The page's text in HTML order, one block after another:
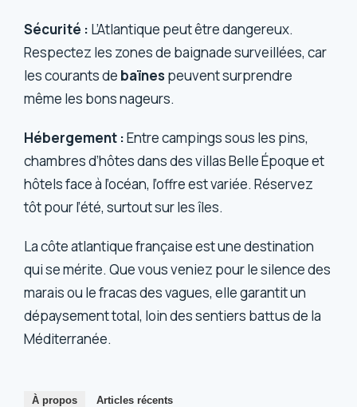
Sécurité : L’Atlantique peut être dangereux.
Respectez les zones de baignade surveillées, car
les courants de baïnes peuvent surprendre
même les bons nageurs.
Hébergement :Entre campings sous les pins,
chambres d’hôtes dans des villas Belle Époque et
hôtels face à l’océan, l’offre est variée. Réservez
tôt pour l’été, surtout sur les îles.
La côte atlantique française est une destination
qui se mérite. Que vous veniez pour le silence des
marais ou le fracas des vagues, elle garantit un
dépaysement total, loin des sentiers battus de la
Méditerranée.
À propos Articles récents